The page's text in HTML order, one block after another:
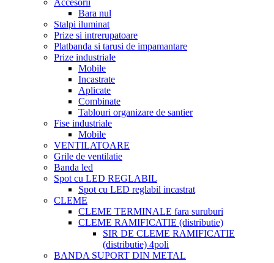
Accesorii
Bara nul
Stalpi iluminat
Prize si intrerupatoare
Platbanda si tarusi de impamantare
Prize industriale
Mobile
Incastrate
Aplicate
Combinate
Tablouri organizare de santier
Fise industriale
Mobile
VENTILATOARE
Grile de ventilatie
Banda led
Spot cu LED REGLABIL
Spot cu LED reglabil incastrat
CLEME
CLEME TERMINALE fara suruburi
CLEME RAMIFICATIE (distributie)
SIR DE CLEME RAMIFICATIE
(distributie) 4poli
BANDA SUPORT DIN METAL